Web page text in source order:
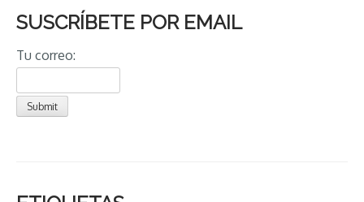
SUSCRÍBETE POR EMAIL
Tu correo: